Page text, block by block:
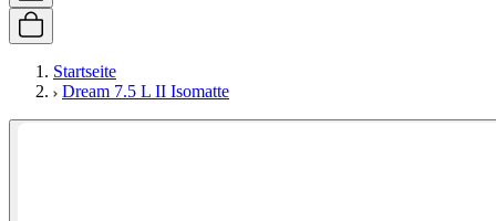
Startseite
Dream 7.5 L II Isomatte